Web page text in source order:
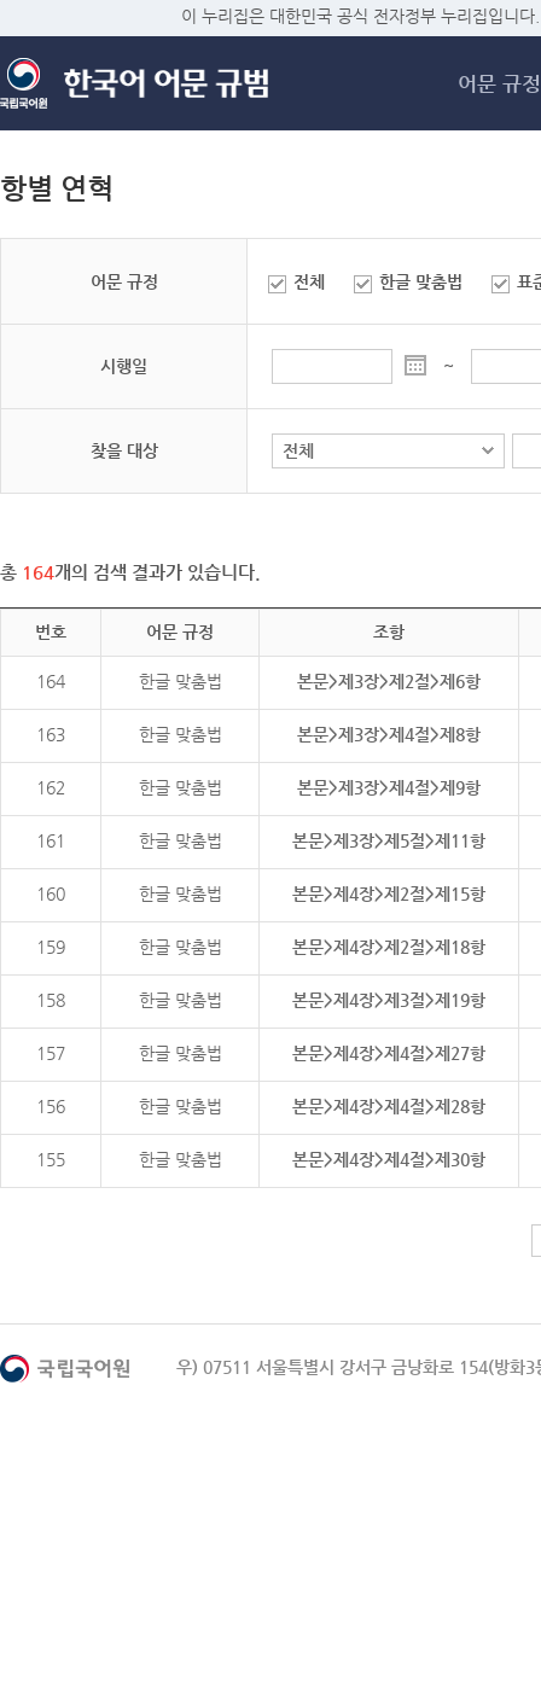
메
이 누리집은 대한민국 공식 전자정부 누리집입니다.
어문 규정
항별 연혁
어문 규정 전체 한글 맞춤법 표
시행일 ~
찾을 대상
총 164개의 검색 결과가 있습니다.
번호 어문 규정 조항
164 한글 맞춤법 본문>제3장>제2절>제6항
163 한글 맞춤법 본문>제3장>제4절>제8항
162 한글 맞춤법 본문>제3장>제4절>제9항
161 한글 맞춤법 본문>제3장>제5절>제11항
160 한글 맞춤법 본문>제4장>제2절>제15항
159 한글 맞춤법 본문>제4장>제2절>제18항
158 한글 맞춤법 본문>제4장>제3절>제19항
157 한글 맞춤법 본문>제4장>제4절>제27항
156 한글 맞춤법 본문>제4장>제4절>제28항
155 한글 맞춤법 본문>제4장>제4절>제30항
우) 07511 서울특별시 강서구 금낭화로 154(방화3